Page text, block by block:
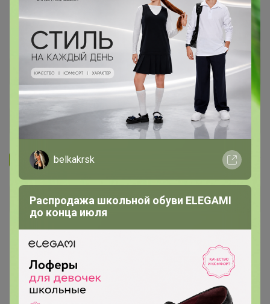
Вход
Запомнить Забыли пароль?
Войти
Регистрация
Войти с помощью других сервисов
belkakrsk
Распродажа школьной обуви ELEGAMI
до конца июля